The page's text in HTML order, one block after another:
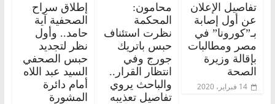
تفاصيل الإعلان
عن أول إصابة
بـ”كورونا” في
مصر ومطالبات
بإقالة وزيرة
الصحة
14 فبراير، 2020
محامون:
المحكمة
نظرت استئناف
حبس باتريك
جورج وفي
انتظار القرار..
والباحث يروي
تفاصيل تعذيبه
إطلاق سراح
الصحفية آية
حامد.. وأول
نظر لتجديد
حبس الصحفي
السيد عبد اللاه
أمام دائرة
المشورة